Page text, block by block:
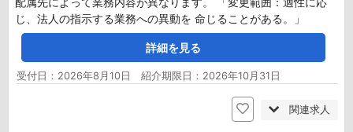
じ、法人の指示する業務への異動を 命じることがある。」
詳細を見る
受付日：2026年8月10日 紹介期限日：2026年10月31日
関連求人